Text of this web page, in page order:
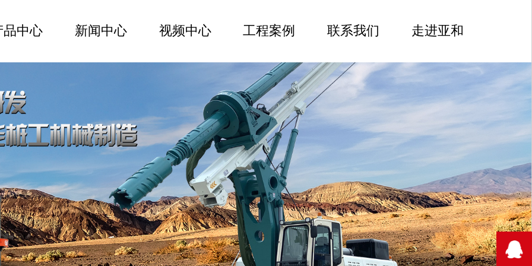
品中心 新闻中心 视频中心 工程案例 联系我们 走进亚和
210